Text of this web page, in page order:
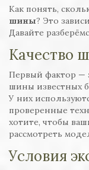
Как понять,
шины? Это
Давайте
Качество
Первый фактор —
шины известных
У них
проверенные
хотите, чтобы
рассмотреть
Условия